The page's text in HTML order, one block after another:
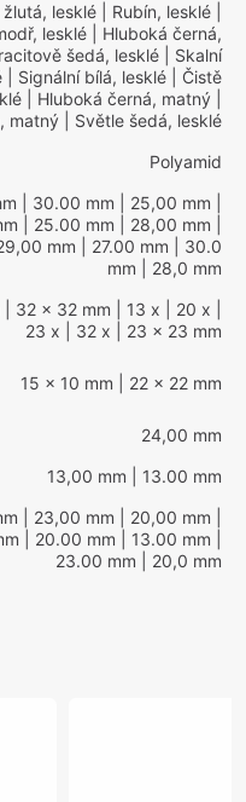
žlutá, lesklé | Rubín, lesklé
lesklé | Hluboká černá,
šedá, lesklé | Skalní
| Signální bílá, lesklé | Čistě
| Hluboká černá, matný
matný | Světle šedá, lesklé
Polyamid
| 30.00 mm | 25,00 mm
| 25.00 mm | 28,00 mm
mm | 27.00 mm | 30.0
mm | 28,0 mm
| 32 x 32 mm | 13 x | 20 x
23 x | 32 x | 23 x 23 mm
15 x 10 mm | 22 x 22 mm
24,00 mm
13,00 mm | 13.00 mm
| 23,00 mm | 20,00 mm
| 20.00 mm | 13.00 mm
23.00 mm | 20,0 mm